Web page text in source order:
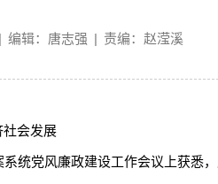
| 编辑：唐志强 | 责编：赵滢溪
会发展
党风廉政建设工作会议上获悉，